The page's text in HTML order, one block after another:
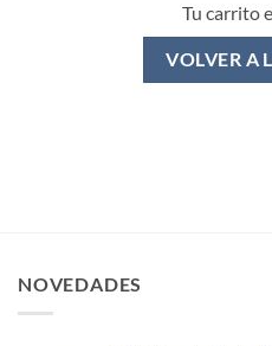
Tu carrito
VOLVER A
NOVEDADES